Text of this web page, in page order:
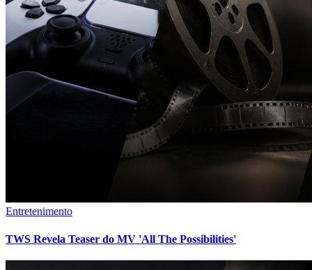
Entretenimento
TWS Revela Teaser do MV 'All The Possibilities'